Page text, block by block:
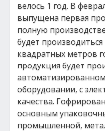
велось 1 год. В
выпущена первая
полную
будет
квадратных метров
продукция будет
оборудовании, с
качества.
основным
промышленной,